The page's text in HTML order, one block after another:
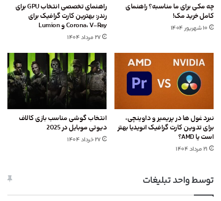
چه مکی برای ما مناسبه؟ راهنمای
کامل خرید مک!
۱۰ شهریور ۱۴۰۴
راهنمای تخصصی انتخاب GPU برای
رندر: بهترین کارت گرافیک برای
Corona، V-Ray و Lumion
۲۷ مرداد ۱۴۰۴
نبرد غول ها در پریمیر و داوینچی،
برای تدوین کارت گرافیک انویدیا بهتر
است یا AMD؟
۲۱ مرداد ۱۴۰۴
انتخاب گوشی مناسب بازی کالاف
دیوتی موبایل در 2025
۲۷ خرداد ۱۴۰۴
توسط واحد تبلیغات